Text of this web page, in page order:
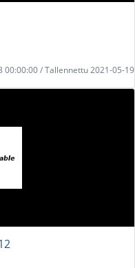
00:00:00 / Tallennettu 2021-05-19